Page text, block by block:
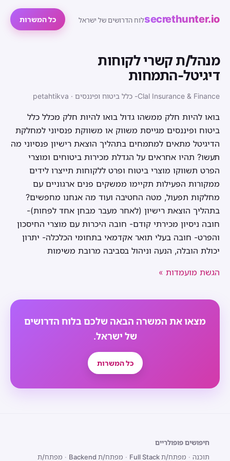
secrethunter.ioלוח הדרושים של ישראל כל המשרות
מנהל/ת קשרי לקוחות
דיגיטל-התמחות
Clal Insurance & Finance- כלל ביטוח ופיננסים · petahtikva
בואו להיות חלק ממשהו גדול בואו להיות חלק מכלל כלל
ביטוח ופיננסים מגייסת משווק או משווקת פנסיוני למחלקת
הדיגיטל מתאים למתמחים בתהליך הוצאת רישיון פנסיוני מה
תעשו? תהיו אחראים על הגדלת מכירות ביטוחים ומוצרי
הפרט תשווקו מוצרי ביטוח ופרט ללקוחות תייצרו לידים
ממקורות הפעילות תקיימו ממשקים פנים ארגוניים עם
מחלקות תפעול, מטה החטיבה ועוד מה אנחנו מחפשים?
בתהליך הוצאת רישיון (לאחר מעבר מבחן אחד לפחות)-
חובה ניסיון מכירתי קודם- חובה היכרות עם מוצרי החיסכון
והפרט- חובה בעלי תואר אקדמאי בתחומי הכלכלה- יתרון
יכולת הובלה, הנעה וניהול בסביבה מרובת משימות
הגשת מועמדות »
מצאו את המשרה הבאה שלכם בלוח הדרושים
של ישראל.
כל המשרות
חיפושים פופולריים
תוכנה · מפתח/ת Full Stack · מפתח/ת Backend · מפתח/ת